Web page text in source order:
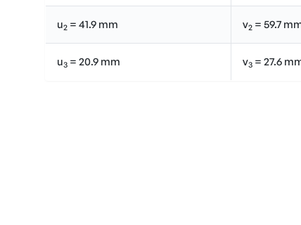
u2 = 41.9 mm v2 = 59.7
u3 = 20.9 mm v3 = 27.6